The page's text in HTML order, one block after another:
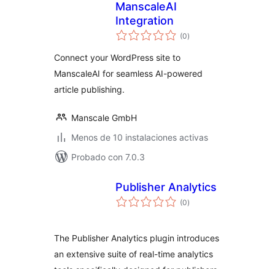
ManscaleAI
Integration
(0valoraciones
en
)
Connect your WordPress site to
ManscaleAI for seamless AI-powered
article publishing.
Manscale GmbH
Menos de 10 instalaciones activas
Probado con 7.0.3
Publisher Analytics
(0valoraciones
en
)
The Publisher Analytics plugin introduces
an extensive suite of real-time analytics